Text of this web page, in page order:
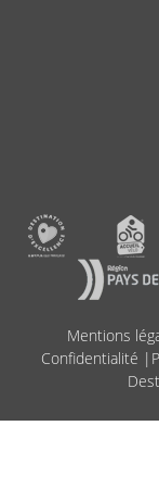
Mentions
Confidentialité |